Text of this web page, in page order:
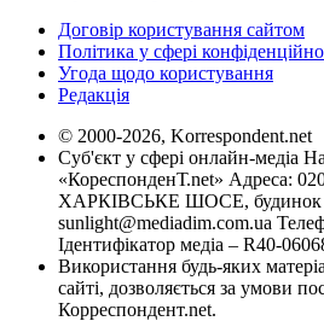
Договір користування сайтом
Політика у сфері
Угода щодо користування
Редакція
© 2000-2026, Korrespondent.net
Суб'єкт у сфері онлайн-медіа
«КореспонденТ.net» Адреса:
ХАРКІВСЬКЕ ШОСЕ, будинок
sunlight@mediadim.com.ua
Ідентифікатор медіа – R40-
Використання будь-яких
сайті, дозволяється за умови
Корреспондент.net.